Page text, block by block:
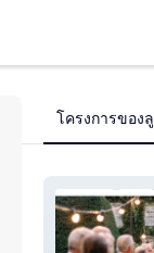
โครงการของ